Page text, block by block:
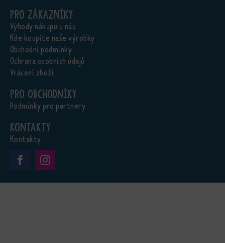
Pro zákazníky
Výhody nákupu u nás
Kde koupíte naše výrobky
Obchodní podmínky
Ochrana osobních údajů
Vrácení zboží
Pro obchodníky
Podmínky pro partnery
Kontakty
Kontakty